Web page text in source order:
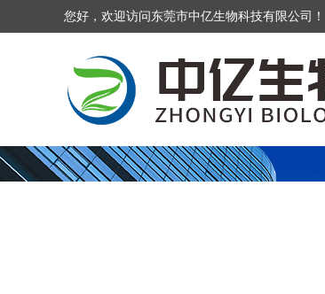
您好，欢迎访问东莞市中亿生物科技有限公司！